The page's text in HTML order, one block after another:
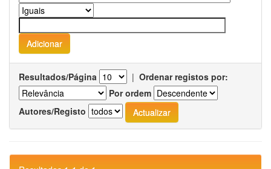
Resultados/Página | Ordenar registos por:
Por ordem
Autores/Registo